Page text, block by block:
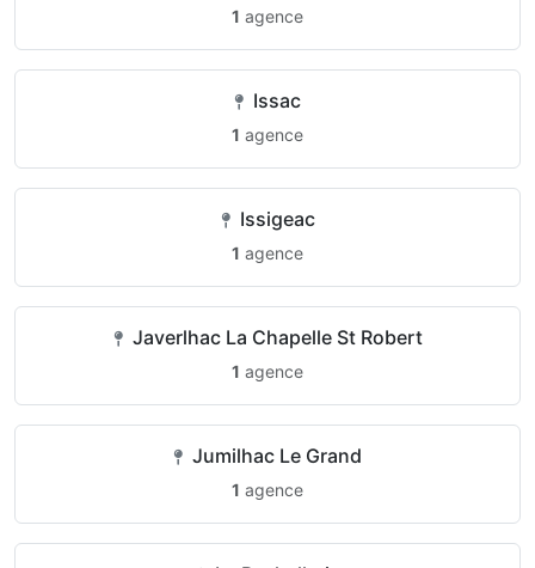
1 agence
Issac
1 agence
Issigeac
1 agence
Javerlhac La Chapelle St Robert
1 agence
Jumilhac Le Grand
1 agence